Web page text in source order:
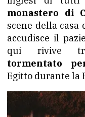
monastero di
scene della casa
accudisce il
qui rivive
tormentato
Egitto durante la